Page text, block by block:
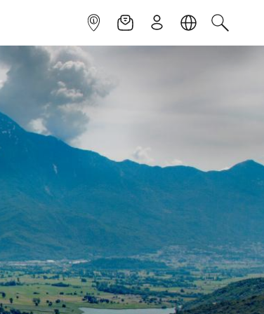
INFOPOINTNEWSLETTER
ISCRIVITILINGUACERCA